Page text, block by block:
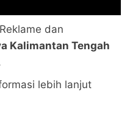
dan
Kalimantan Tengah
lebih lanjut